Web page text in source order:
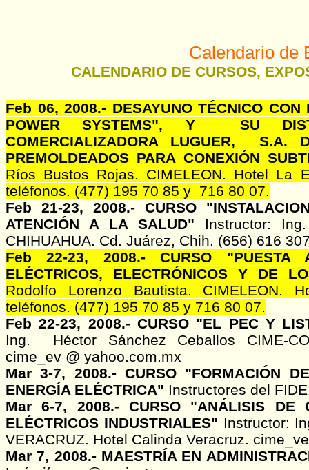
Calendario de
CALENDARIO DE CURSOS,
Feb 06, 2008.- DESAYUNO TÉCNICO
POWER SYSTEMS", Y SU
COMERCIALIZADORA LUGUER, S.A.
PREMOLDEADOS PARA CONEXIÓN
Ríos Bustos Rojas. CIMELEON. Hotel La
teléfonos. (477) 195 70 85 y 716 80 07.
Feb 21-23, 2008.- CURSO
ATENCIÓN A LA SALUD" Instructor:
CHIHUAHUA. Cd. Juárez, Chih. (656) 616
Feb 22-23, 2008.- CURSO "PUESTA
ELÉCTRICOS, ELECTRÓNICOS Y DE
Rodolfo Lorenzo Bautista. CIMELEON.
teléfonos. (477) 195 70 85 y 716 80 07.
Feb 22-23, 2008.- CURSO "EL PEC Y
Ing. Héctor Sánchez Ceballos CIME-
cime_ev @ yahoo.com.mx
Mar 3-7, 2008.- CURSO "FORMACIÓN
ENERGÍA ELÉCTRICA" Instructores del
Mar 6-7, 2008.- CURSO "ANÁLISIS DE
ELÉCTRICOS INDUSTRIALES" Instructor:
VERACRUZ. Hotel Calinda Veracruz.
Mar 7, 2008.- MAESTRÍA EN